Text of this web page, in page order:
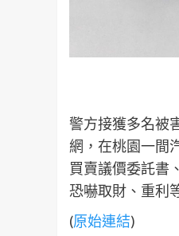
警方接獲多名被
網，在桃園一間
買賣議價委託書
恐嚇取財、重利
(原始連結)